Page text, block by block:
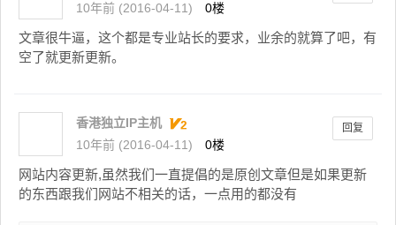
10年前 (2016-04-11)
0楼
文章很牛逼，这个都是专业站长的要求，业余的就算了吧，有
空了就更新更新。
香港独立IP主机
10年前 (2016-04-11)
0楼
回复
网站内容更新,虽然我们一直提倡的是原创文章但是如果更新
的东西跟我们网站不相关的话，一点用的都没有